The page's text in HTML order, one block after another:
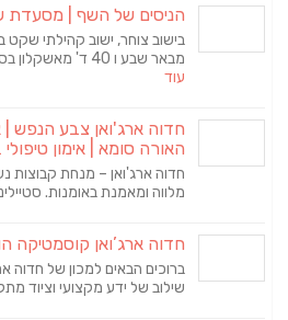
הניסים של השף | מסעדת
מבאר שבע ו 40 ד' מאשקלון בסך הכל, נמצא בית כפ
עוד
חדוה ארג'ואן צבע הנפש |
האורה סומא | אימון
חדוה ארג'ואן – מנחת קבוצות
מלווה ומאמנת באומנות.
חדוה ארג’ואן קוסמטיקה
שילוב של ידע מקצועי וציוד